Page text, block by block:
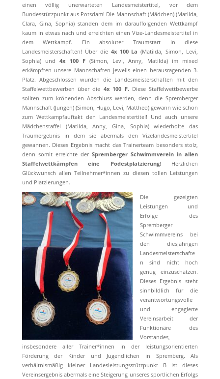
einen völlig unerwarteten Landesmeistertitel, vor dem
Bundesstützpunkt aus Potsdam! Die Mannschaft (Mädchen) (Matilda,
Clara, Gina, Sophia) standen dem im darauffolgenden Wettkampf
kaum in etwas nach und erreichten einen Vize-Landesmeistertitel in
dem Wettkampf. Ein absoluter Traumstart in diese
Landesmeisterschaften! Über die 4x 100 La (Matilda, Simon, Levi,
Sophia) und4x 100 F(Simon, Levi, Anny, Matilda) im mixed
erkämpften unsere Mannschaften jeweils einen herausragenden 3.
Platz. Abgeschlossen wurden die Landesmeisterschaften mit den
Staffelwettbewerben über die 4x 100 F.Diese Staffelwettbewerbe
sollten zum krönenden Abschluss werden, denn die Spremberger
Mannschaft (Jungen) (Simon, Hugo, Levi, Mattheo) gewann wie schon
zum Wettkampfauftakt den Landesmeistertitel! Und auch unsere
Mädchenstaffel (Matilda, Anny, Gina, Sophia) wiederholte das
Traumergebnis in dem sie abermals den Vizelandesmeistertitel
gewannen. Dieses Ergebnis macht das Trainerteam besonders stolz,
denn somit erreichte derSpremberger Schwimmverein in allen
Staffelwettkämpfen eine Podestplatzierung! Herzlichen
Glückwunsch allen Teilnehmer*innen zu diesen tollen Leistungen
und Platzierungen.
Die gezeigten
Leistungen und
Erfolge des
Spremberger
Schwimmvereins bei
den diesjährigen
Landesmeisterschafte
n sind nicht hoch
genug einzuschätzen.
Dieses Ergebnis steht
sinnbildlich für die
verantwortungsvolle
und engagierte
Vereinsarbeit der
Funktionäre des
Vorstandes,
insbesondere aller Trainer*innen in der leistungsorientierten
Förderung der Kinder und Jugendlichen in Spremberg. Als
verhältnismäßig kleiner Landesleistungsstützpunkt B ist dieses
Vereinsergebnis abermals eine Steigerung unseres sportlichen Erfolgs